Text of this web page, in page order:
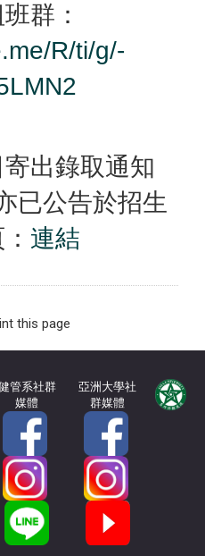
群：
R/ti/g/-
出錄取通知
已公告於招生
連結
this page
管系社群
媒體
亞洲大學社
群媒體